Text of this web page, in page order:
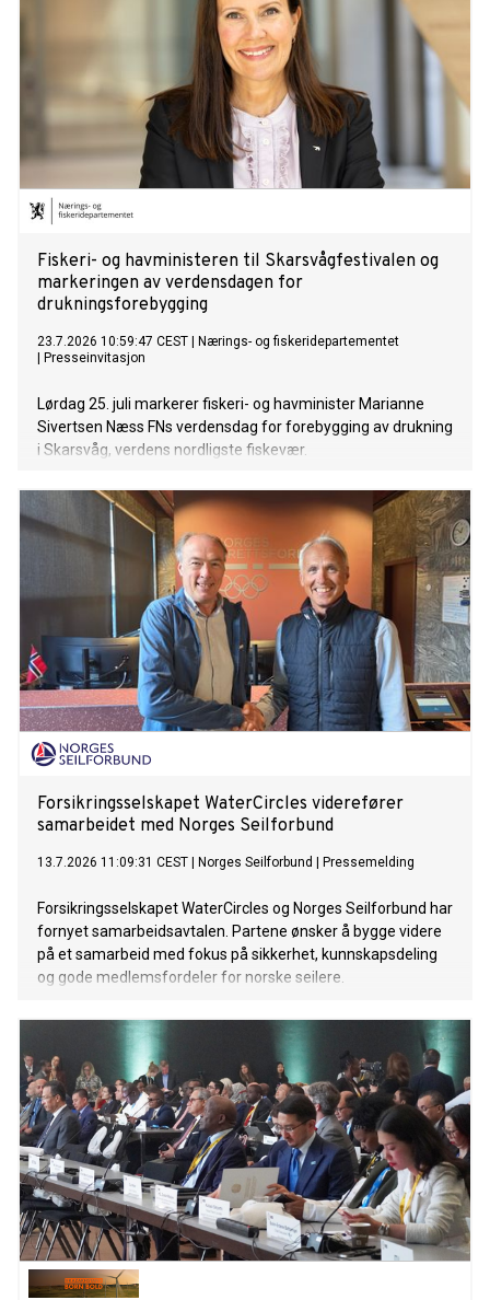
Fiskeri- og havministeren til Skarsvågfestivalen og
markeringen av verdensdagen for
drukningsforebygging
23.7.2026 10:59:47 CEST
Nærings- og fiskeridepartementet
Presseinvitasjon
Lørdag 25. juli markerer fiskeri- og havminister Marianne
Sivertsen Næss FNs verdensdag for forebygging av drukning
i Skarsvåg, verdens nordligste fiskevær.
Forsikringsselskapet WaterCircles viderefører
samarbeidet med Norges Seilforbund
13.7.2026 11:09:31 CEST Norges Seilforbund Pressemelding
Forsikringsselskapet WaterCircles og Norges Seilforbund har
fornyet samarbeidsavtalen. Partene ønsker å bygge videre
på et samarbeid med fokus på sikkerhet, kunnskapsdeling
og gode medlemsfordeler for norske seilere.